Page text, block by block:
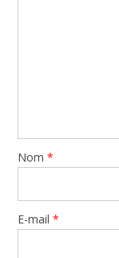
Nom*
E-mail*